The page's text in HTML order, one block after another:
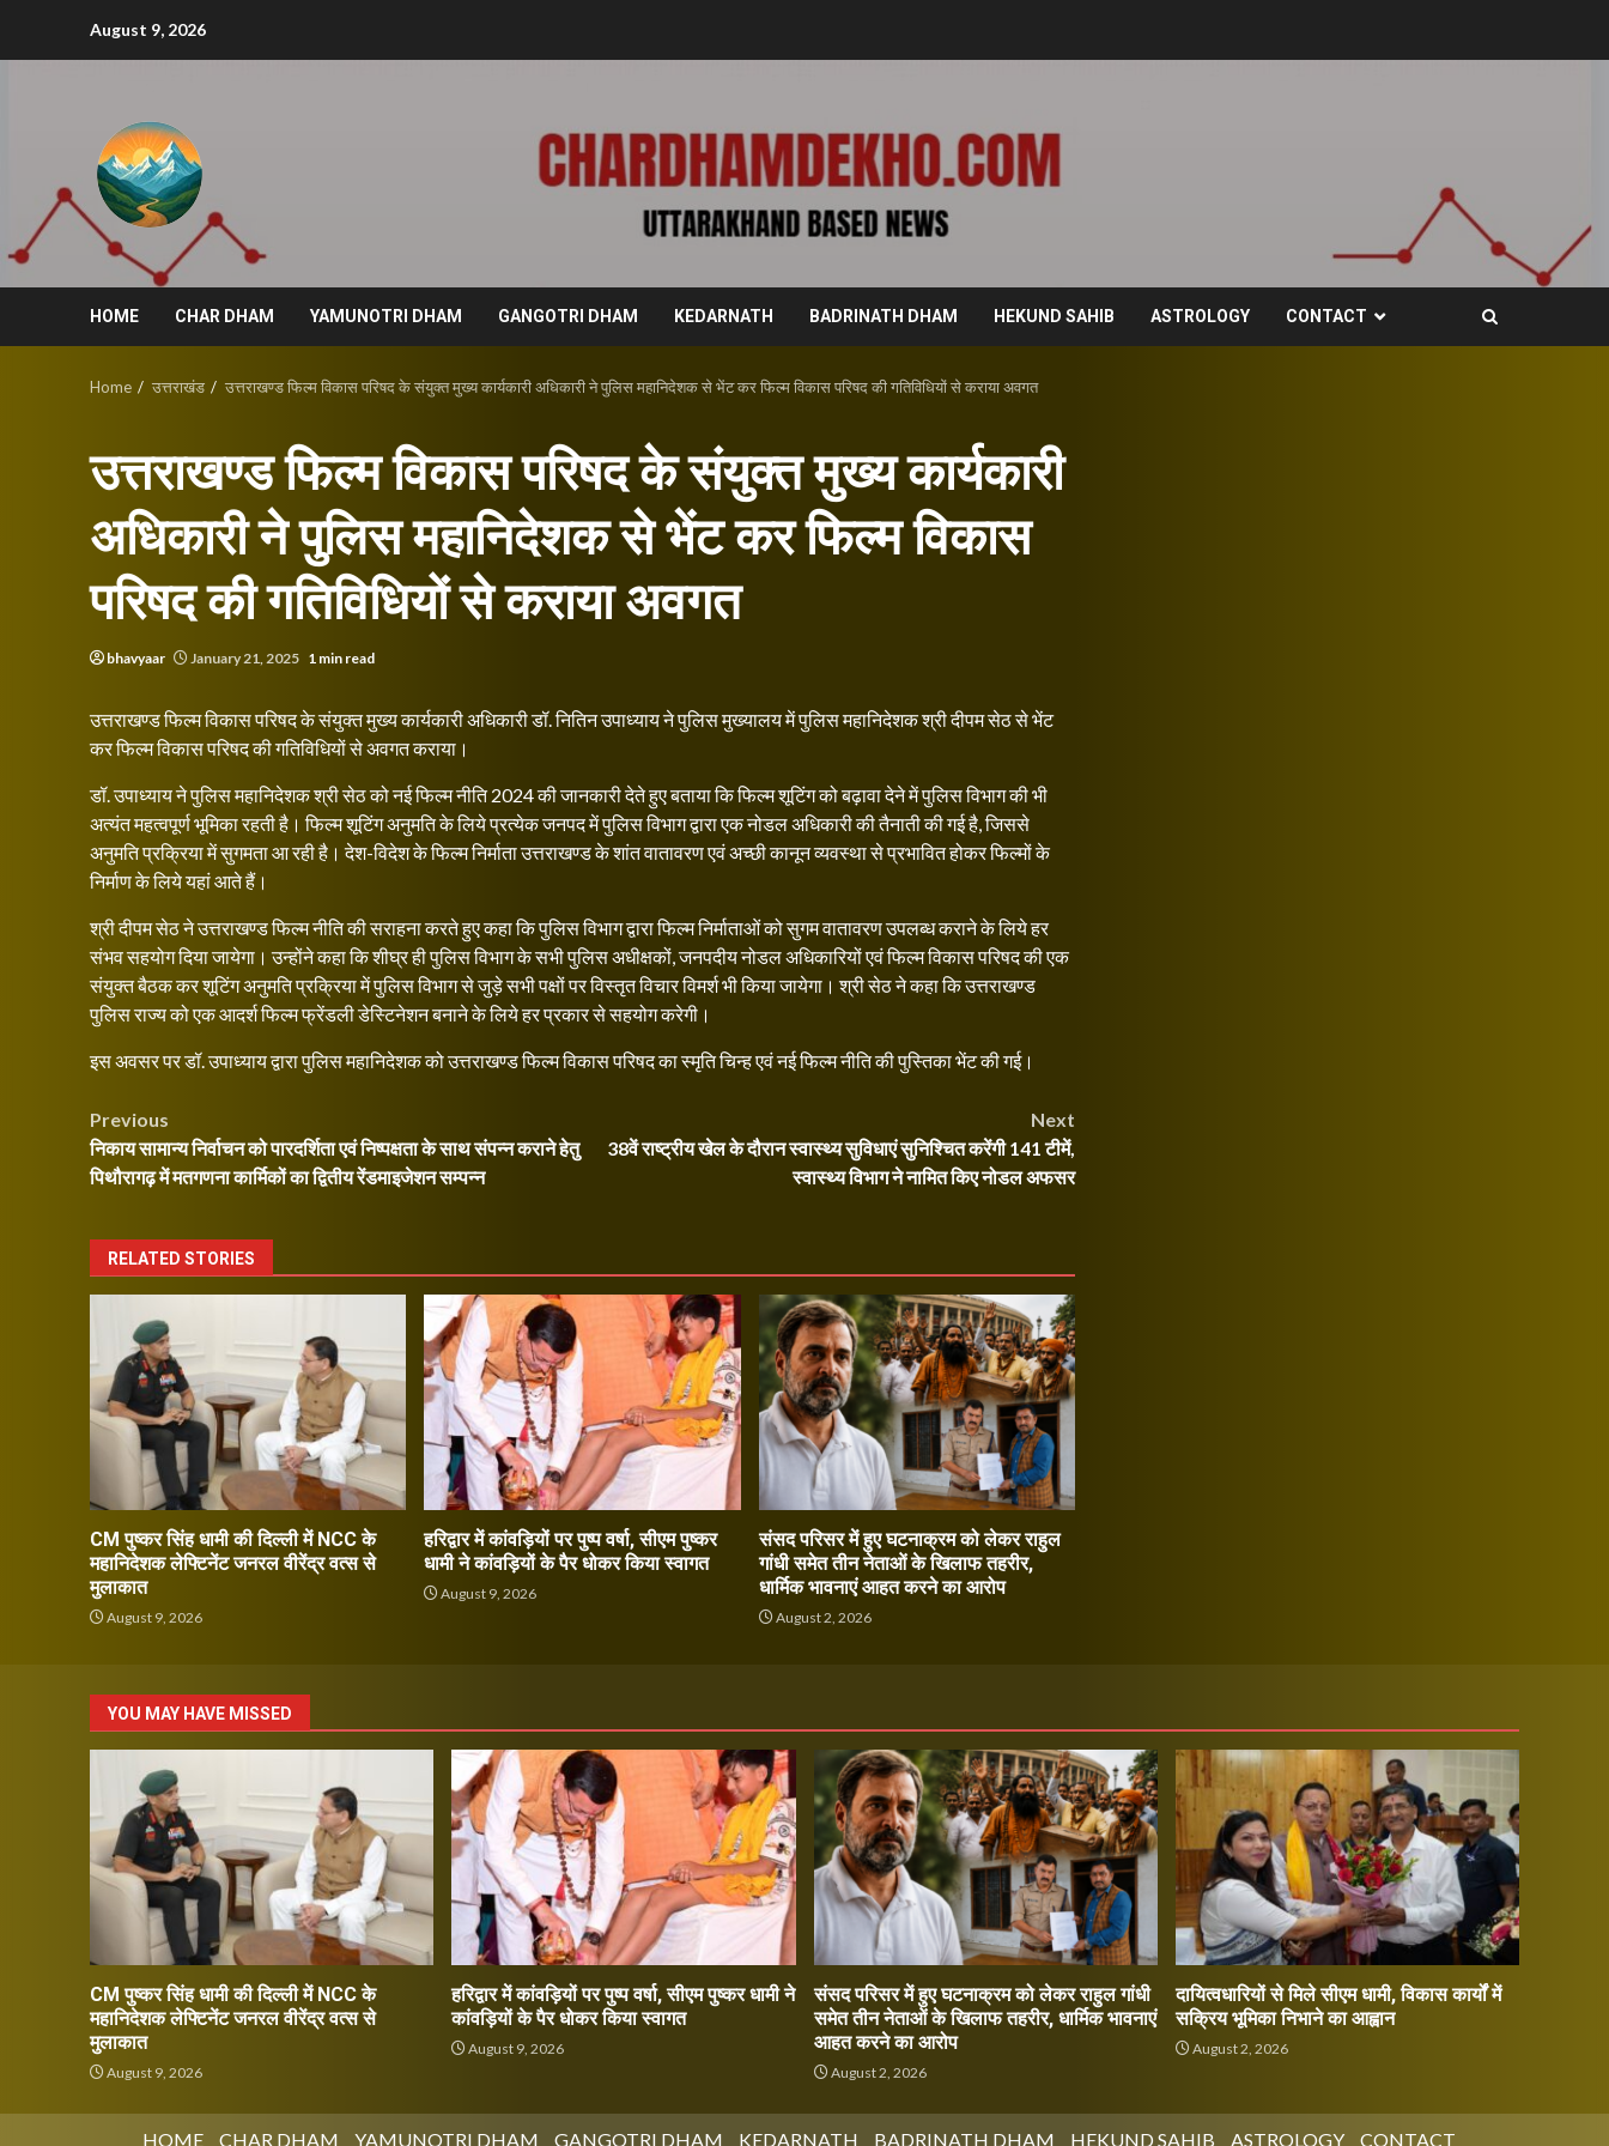
August 9, 2026
HOME CHAR DHAM YAMUNOTRI DHAM GANGOTRI DHAM KEDARNATH BADRINATH DHAM HEKUND SAHIB ASTROLOGY CONTACT
Home उत्तराखंड उत्तराखण्ड फिल्म विकास परिषद के संयुक्त मुख्य कार्यकारी अधिकारी ने पुलिस महानिदेशक से भेंट कर फिल्म विकास परिषद की गतिविधियों से कराया अवगत
उत्तराखण्ड फिल्म विकास परिषद के संयुक्त मुख्य कार्यकारी
अधिकारी ने पुलिस महानिदेशक से भेंट कर फिल्म विकास
परिषद की गतिविधियों से कराया अवगत
bhavyaar January 21, 2025 1 min read
उत्तराखण्ड फिल्म विकास परिषद के संयुक्त मुख्य कार्यकारी अधिकारी डॉ. नितिन उपाध्याय ने पुलिस मुख्यालय में पुलिस महानिदेशक श्री दीपम सेठ से भेंट
कर फिल्म विकास परिषद की गतिविधियों से अवगत कराया।
डॉ. उपाध्याय ने पुलिस महानिदेशक श्री सेठ को नई फिल्म नीति 2024 की जानकारी देते हुए बताया कि फिल्म शूटिंग को बढ़ावा देने में पुलिस विभाग की भी
अत्यंत महत्वपूर्ण भूमिका रहती है। फिल्म शूटिंग अनुमति के लिये प्रत्येक जनपद में पुलिस विभाग द्वारा एक नोडल अधिकारी की तैनाती की गई है, जिससे
अनुमति प्रक्रिया में सुगमता आ रही है। देश-विदेश के फिल्म निर्माता उत्तराखण्ड के शांत वातावरण एवं अच्छी कानून व्यवस्था से प्रभावित होकर फिल्मों के
निर्माण के लिये यहां आते हैं।
श्री दीपम सेठ ने उत्तराखण्ड फिल्म नीति की सराहना करते हुए कहा कि पुलिस विभाग द्वारा फिल्म निर्माताओं को सुगम वातावरण उपलब्ध कराने के लिये हर
संभव सहयोग दिया जायेगा। उन्होंने कहा कि शीघ्र ही पुलिस विभाग के सभी पुलिस अधीक्षकों, जनपदीय नोडल अधिकारियों एवं फिल्म विकास परिषद की एक
संयुक्त बैठक कर शूटिंग अनुमति प्रक्रिया में पुलिस विभाग से जुड़े सभी पक्षों पर विस्तृत विचार विमर्श भी किया जायेगा। श्री सेठ ने कहा कि उत्तराखण्ड
पुलिस राज्य को एक आदर्श फिल्म फ्रेंडली डेस्टिनेशन बनाने के लिये हर प्रकार से सहयोग करेगी।
इस अवसर पर डॉ. उपाध्याय द्वारा पुलिस महानिदेशक को उत्तराखण्ड फिल्म विकास परिषद का स्मृति चिन्ह एवं नई फिल्म नीति की पुस्तिका भेंट की गई।
Post
navigation
Previous
निकाय सामान्य निर्वाचन को पारदर्शिता एवं निष्पक्षता के साथ संपन्न कराने हेतु
पिथौरागढ़ में मतगणना कार्मिकों का द्वितीय रेंडमाइजेशन सम्पन्न
Next
38वें राष्ट्रीय खेल के दौरान स्वास्थ्य सुविधाएं सुनिश्चित करेंगी 141 टीमें,
स्वास्थ्य विभाग ने नामित किए नोडल अफसर
RELATED STORIES
CM पुष्कर सिंह धामी की दिल्ली में NCC के
महानिदेशक लेफ्टिनेंट जनरल वीरेंद्र वत्स से
मुलाकात
August 9, 2026
हरिद्वार में कांवड़ियों पर पुष्प वर्षा, सीएम पुष्कर
धामी ने कांवड़ियों के पैर धोकर किया स्वागत
August 9, 2026
संसद परिसर में हुए घटनाक्रम को लेकर राहुल
गांधी समेत तीन नेताओं के खिलाफ तहरीर,
धार्मिक भावनाएं आहत करने का आरोप
August 2, 2026
YOU MAY HAVE MISSED
CM पुष्कर सिंह धामी की दिल्ली में NCC के
महानिदेशक लेफ्टिनेंट जनरल वीरेंद्र वत्स से
मुलाकात
August 9, 2026
हरिद्वार में कांवड़ियों पर पुष्प वर्षा, सीएम पुष्कर धामी ने
कांवड़ियों के पैर धोकर किया स्वागत
August 9, 2026
संसद परिसर में हुए घटनाक्रम को लेकर राहुल गांधी
समेत तीन नेताओं के खिलाफ तहरीर, धार्मिक भावनाएं
आहत करने का आरोप
August 2, 2026
दायित्वधारियों से मिले सीएम धामी, विकास कार्यों में
सक्रिय भूमिका निभाने का आह्वान
August 2, 2026
HOME CHAR DHAM YAMUNOTRI DHAM GANGOTRI DHAM KEDARNATH BADRINATH DHAM HEKUND SAHIB ASTROLOGY CONTACT